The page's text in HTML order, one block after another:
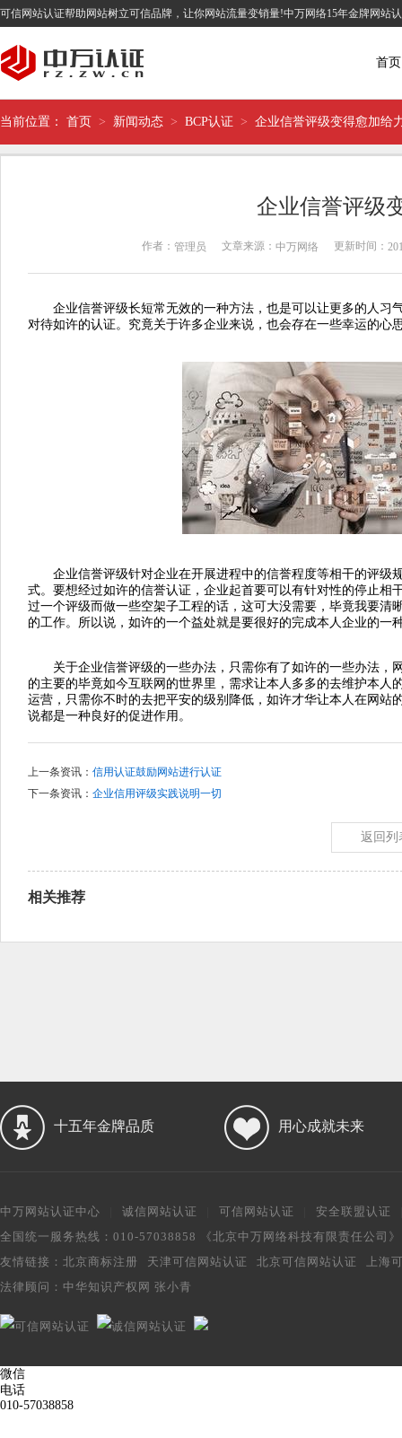
可信网站认证帮助网站树立可信品牌，让你网站流量变销量!中万网络15年金牌网站
首页
当前位置： 首页 > 新闻动态 > BCP认证 > 企业信誉评级变得愈加给
企业信誉评级
作者： 管理员 文章来源： 中万网络 更新时间：
企业信誉评级长短常无效的一种方法，也是可以让更多的人习
对待如许的认证。究竟关于许多企业来说，也会存在一些幸运的心
企业信誉评级针对企业在开展进程中的信誉程度等相干的评级
式。要想经过如许的信誉认证，企业起首要可以有针对性的停止
过一个评级而做一些空架子工程的话，这可大没需要，毕竟我要
的工作。所以说，如许的一个益处就是要很好的完成本人企业的
关于企业信誉评级的一些办法，只需你有了如许的一些办法，
的主要的毕竟如今互联网的世界里，需求让本人多多的去维护本
运营，只需你不时的去把平安的级别降低，如许才华让本人在网
说都是一种良好的促进作用。
上一条资讯： 信用认证鼓励网站进行认证
下一条资讯： 企业信用评级实践说明一切
返回列
相关推荐
十五年金牌品质 用心成就未来
中万网站认证中心 诚信网站认证 可信网站认证 安全联盟认证
全国统一服务热线：010-57038858 《北京中万网络科技有限责任公司
友情链接： 北京商标注册 天津可信网站认证 北京可信网站认证
上海
法律顾问： 中华知识产权网 张小青
微信
电话
010-57038858